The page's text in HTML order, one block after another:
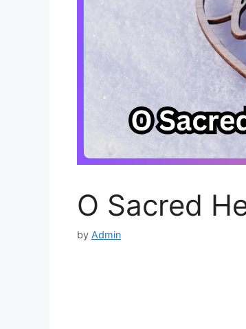
O Sacred
by Admin